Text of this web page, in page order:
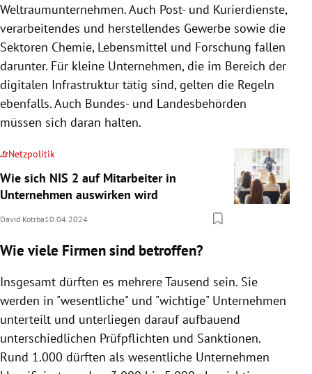
Weltraumunternehmen. Auch Post- und Kurierdienste,
verarbeitendes und herstellendes Gewerbe sowie die
Sektoren Chemie, Lebensmittel und Forschung fallen
darunter. Für kleine Unternehmen, die im Bereich der
digitalen Infrastruktur tätig sind, gelten die Regeln
ebenfalls. Auch Bundes- und Landesbehörden
müssen sich daran halten.
Netzpolitik
Wie sich NIS 2 auf Mitarbeiter in
Unternehmen auswirken wird
David Kotrba10.04.2024
Wie viele Firmen sind betroffen?
Insgesamt dürften es mehrere Tausend sein. Sie
werden in "wesentliche" und "wichtige" Unternehmen
unterteilt und unterliegen darauf aufbauend
unterschiedlichen Prüfpflichten und Sanktionen.
Rund 1.000 dürften als wesentliche Unternehmen